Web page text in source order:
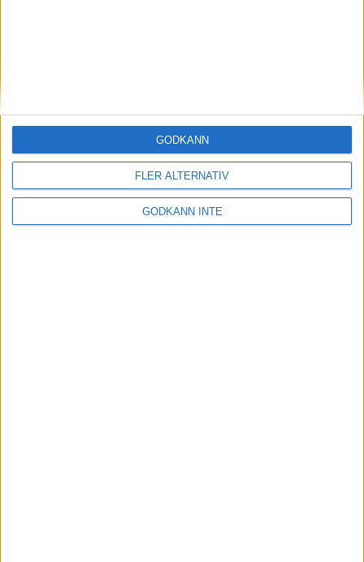
FLER ALTERNATIV
GODKÄNN INTE
GODKÄNN
Adress
Svenska Bowlingförbundet
Box 11016